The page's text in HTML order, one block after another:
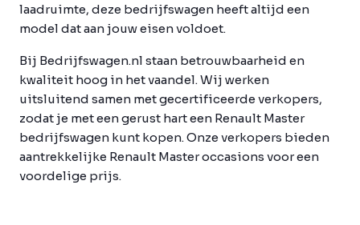
laadruimte, deze bedrijfswagen heeft altijd een
model dat aan jouw eisen voldoet.
Bij Bedrijfswagen.nl staan betrouwbaarheid en
kwaliteit hoog in het vaandel. Wij werken
uitsluitend samen met gecertificeerde verkopers,
zodat je met een gerust hart een Renault Master
bedrijfswagen kunt kopen. Onze verkopers bieden
aantrekkelijke Renault Master occasions voor een
voordelige prijs.